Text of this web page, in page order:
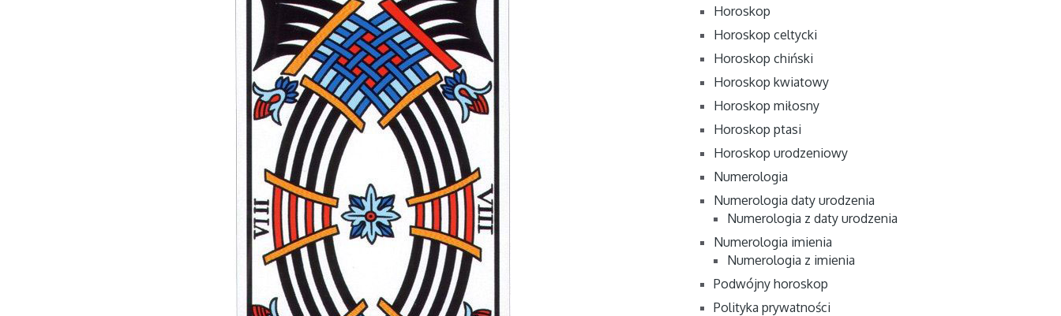
Horoskop
Horoskop celtycki
Horoskop chiński
Horoskop kwiatowy
Horoskop miłosny
Horoskop ptasi
Horoskop urodzeniowy
Numerologia
Numerologia daty urodzenia
Numerologia z daty urodzenia
Numerologia imienia
Numerologia z imienia
Podwójny horoskop
Polityka prywatności